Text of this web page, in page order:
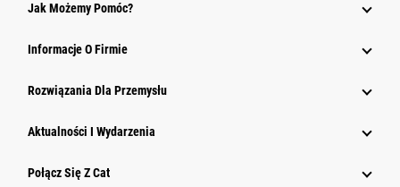
Jak Możemy Pomóc?
Informacje O Firmie
Rozwiązania Dla Przemysłu
Aktualności I Wydarzenia
Połącz Się Z Cat